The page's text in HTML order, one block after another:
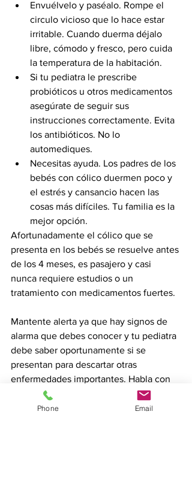
Envuélvelo y paséalo. Rompe el
circulo vicioso que lo hace estar
irritable. Cuando duerma déjalo
libre, cómodo y fresco, pero cuida
la temperatura de la habitación.
Si tu pediatra le prescribe
probióticos u otros medicamentos
asegúrate de seguir sus
instrucciones correctamente. Evita
los antibióticos. No lo
automediques.
Necesitas ayuda. Los padres de los
bebés con cólico duermen poco y
el estrés y cansancio hacen las
cosas más difíciles. Tu familia es la
mejor opción.
Afortunadamente el cólico que se
presenta en los bebés se resuelve antes
de los 4 meses, es pasajero y casi
nunca requiere estudios o un
tratamiento con medicamentos fuertes.
Mantente alerta ya que hay signos de
alarma que debes conocer y tu pediatra
debe saber oportunamente si se
presentan para descartar otras
enfermedades importantes. Habla con
él, seguro sabrá cómo ayudarte y
ayudarle a tu bebé.
Phone Email